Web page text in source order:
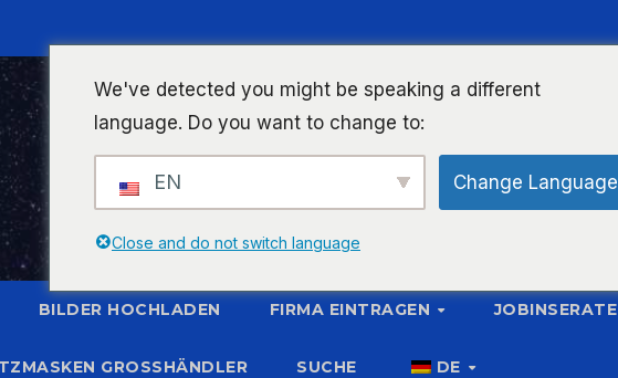
BILDER HOCHLADEN FIRMA EINTRAGEN JOBINSERATE
GROSSHÄNDLER SUCHE DE
We've detected you might be speaking a different
language. Do you want to change to:
EN Change Language
Close and do not switch language